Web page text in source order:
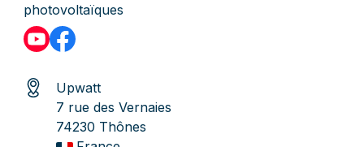
photovoltaïques
Upwatt
7 rue des Vernaies
74230 Thônes